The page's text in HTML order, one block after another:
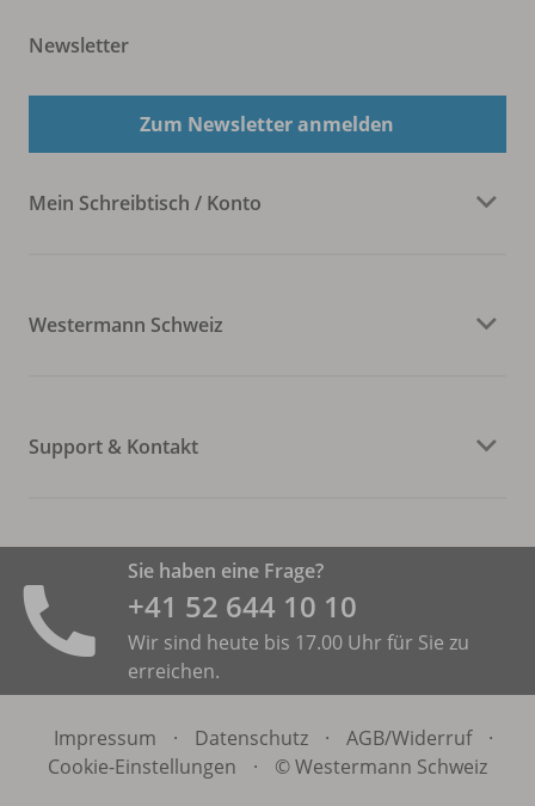
Newsletter
Zum Newsletter anmelden
Mein Schreibtisch / Konto
Westermann Schweiz
Support & Kontakt
Sie haben eine Frage?
+41 52 644 10 10
Wir sind heute bis 17.00 Uhr für Sie zu
erreichen.
Impressum · Datenschutz · AGB/Widerruf
·
Cookie-Einstellungen
· © Westermann Schweiz